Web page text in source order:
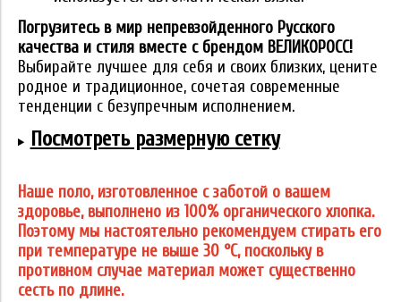
Погрузитесь в мир непревзойденного Русского
качества и стиля вместе с брендом ВЕЛИКОРОСС!
Выбирайте лучшее для себя и своих близких, цените
родное и традиционное, сочетая современные
тенденции с безупречным исполнением.
Посмотреть размерную сетку
Наше поло, изготовленное с заботой о вашем
здоровье, выполнено из 100% органического хлопка.
Поэтому мы настоятельно рекомендуем стирать его
при температуре не выше 30 °C, поскольку в
противном случае материал может существенно
сесть по длине.